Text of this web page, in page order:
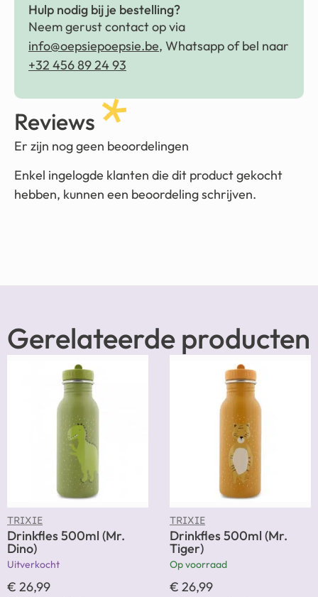
Hulp nodig bij je bestelling?
Neem gerust contact op via
info@oepsiepoepsie.be, Whatsapp of bel naar
+32 456 89 24 93
Reviews
Er zijn nog geen beoordelingen
Enkel ingelogde klanten die dit product gekocht
hebben, kunnen een beoordeling schrijven.
Gerelateerde producten
TRIXIE
Drinkfles 500ml (Mr.
Dino)
Uitverkocht
€ 26,99
TRIXIE
Drinkfles 500ml (Mr.
Tiger)
Op voorraad
€ 26,99